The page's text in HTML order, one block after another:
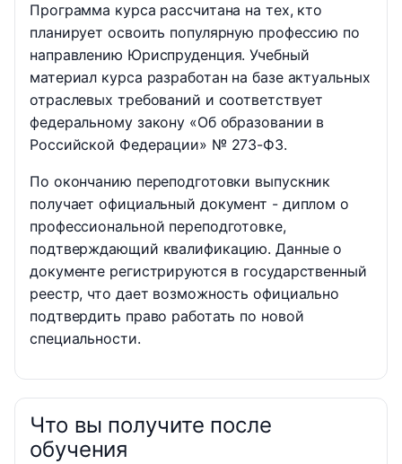
Программа курса рассчитана на тех, кто
планирует освоить популярную профессию по
направлению Юриспруденция. Учебный
материал курса разработан на базе актуальных
отраслевых требований и соответствует
федеральному закону «Об образовании в
Российской Федерации» № 273-ФЗ.
По окончанию переподготовки выпускник
получает официальный документ - диплом о
профессиональной переподготовке,
подтверждающий квалификацию. Данные о
документе регистрируются в государственный
реестр, что дает возможность официально
подтвердить право работать по новой
специальности.
Что вы получите после
обучения